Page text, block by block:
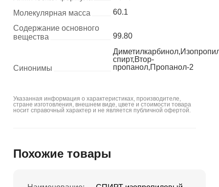
Молекулярная масса
60.1
Содержание основного
вещества
99.80
Синонимы
спирт,Втор-
пропанол,Пропанол-2
Указанная информация о характеристиках, производителе,
стране изготовления, внешнем виде, цвете и стоимости товара
носит справочный характер и не является публичной офертой.
Похожие товары